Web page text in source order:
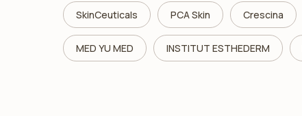
SkinCeuticals PCA Skin Crescina
MED YU MED INSTITUT ESTHEDERM